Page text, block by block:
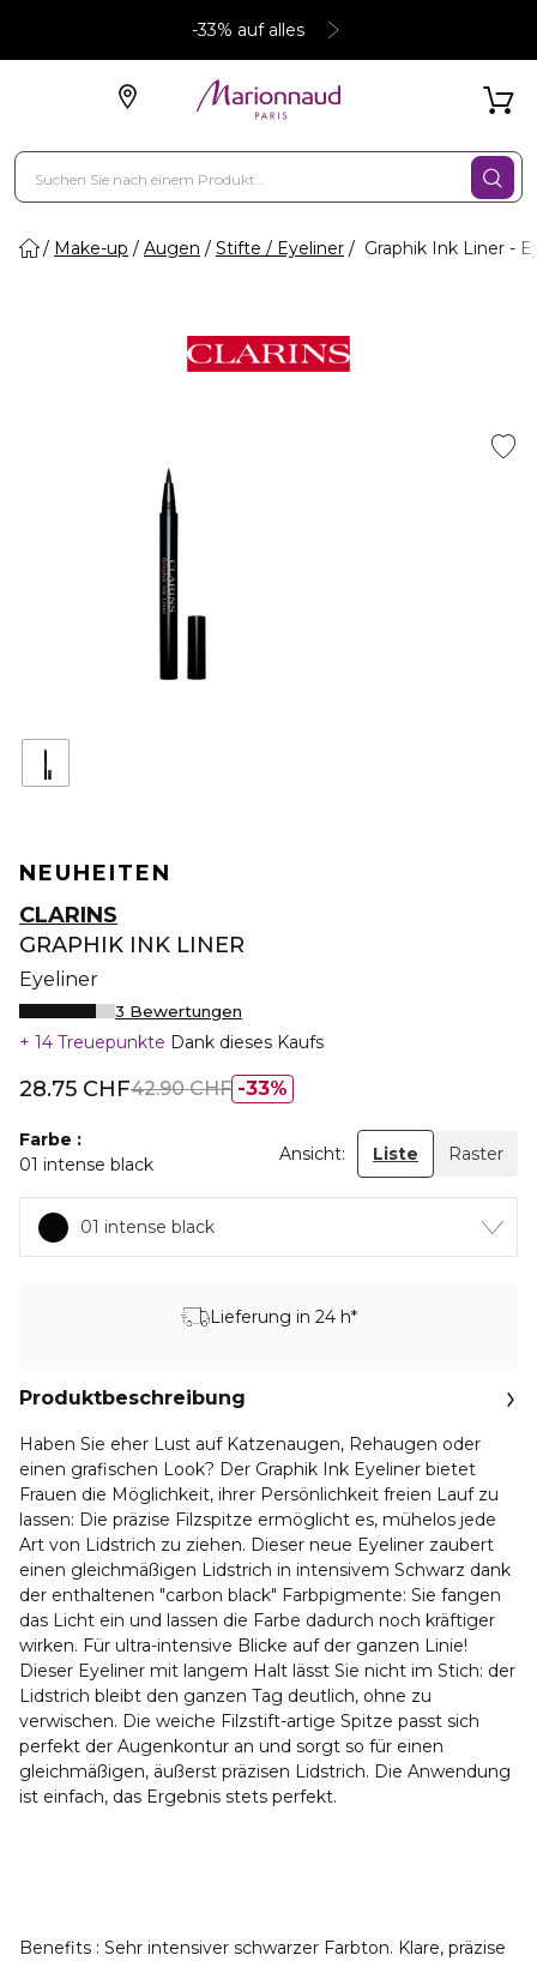
-33% auf alles
Make-up Augen Stifte / Eyeliner Graphik Ink Liner -
NEUHEITEN
CLARINS
GRAPHIK INK LINER
Eyeliner
3 Bewertungen
14 Treuepunkte Dank dieses Kaufs
33%
28.75 CHF42.90 CHF
Farbe
01 intense black
Ansicht: Liste Raster
01 intense black
Lieferung in 24 h*
Produktbeschreibung
Haben Sie eher Lust auf Katzenaugen, Rehaugen oder
einen grafischen Look? Der Graphik Ink Eyeliner bietet
Frauen die Möglichkeit, ihrer Persönlichkeit freien Lauf zu
lassen: Die präzise Filzspitze ermöglicht es, mühelos jede
Art von Lidstrich zu ziehen. Dieser neue Eyeliner zaubert
einen gleichmäßigen Lidstrich in intensivem Schwarz dank
der enthaltenen "carbon black" Farbpigmente: Sie fangen
das Licht ein und lassen die Farbe dadurch noch kräftiger
wirken. Für ultra-intensive Blicke auf der ganzen Linie!
Dieser Eyeliner mit langem Halt lässt Sie nicht im Stich: der
Lidstrich bleibt den ganzen Tag deutlich, ohne zu
verwischen. Die weiche Filzstift-artige Spitze passt sich
perfekt der Augenkontur an und sorgt so für einen
gleichmäßigen, äußerst präzisen Lidstrich. Die Anwendung
ist einfach, das Ergebnis stets perfekt.
Benefits : Sehr intensiver schwarzer Farbton. Klare, präzise